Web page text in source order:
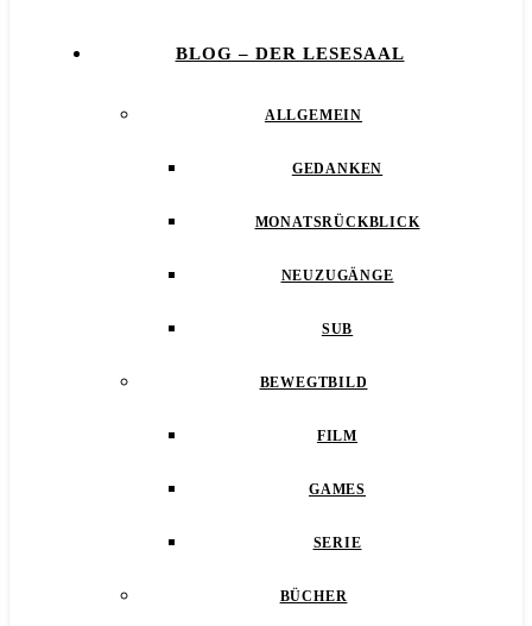
BLOG – DER LESESAAL
ALLGEMEIN
GEDANKEN
MONATSRÜCKBLICK
NEUZUGÄNGE
SUB
BEWEGTBILD
FILM
GAMES
SERIE
BÜCHER